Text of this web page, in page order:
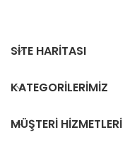
SITE HARITASI
KATEGORILERIMIZ
MÜŞTERI HIZMETLERI